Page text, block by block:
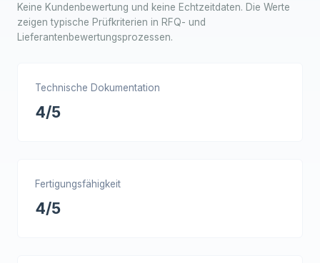
Keine Kundenbewertung und keine Echtzeitdaten. Die Werte
zeigen typische Prüfkriterien in RFQ- und
Lieferantenbewertungsprozessen.
Technische Dokumentation
4/5
Fertigungsfähigkeit
4/5